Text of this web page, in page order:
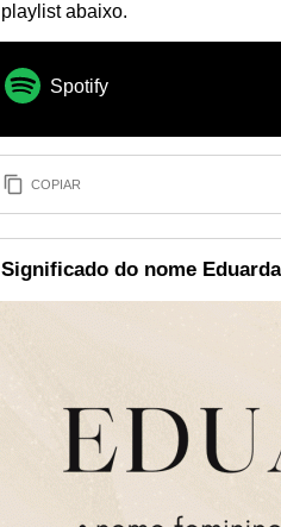
playlist abaixo.
Spotify
COPIAR
Significado do nome Eduarda